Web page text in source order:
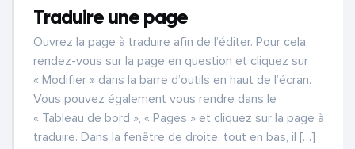
Traduire une page
Ouvrez la page à traduire afin de l’éditer. Pour cela,
rendez-vous sur la page en question et cliquez sur
« Modifier » dans la barre d’outils en haut de l’écran.
Vous pouvez également vous rendre dans le
« Tableau de bord », « Pages » et cliquez sur la page à
traduire. Dans la fenêtre de droite, tout en bas, il […]